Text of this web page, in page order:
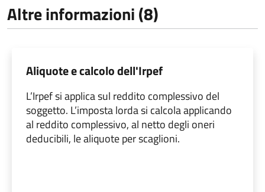
Altre informazioni (8)
Aliquote e calcolo dell'Irpef
L’Irpef si applica sul reddito complessivo del
soggetto. L’imposta lorda si calcola applicando
al reddito complessivo, al netto degli oneri
deducibili, le aliquote per scaglioni.